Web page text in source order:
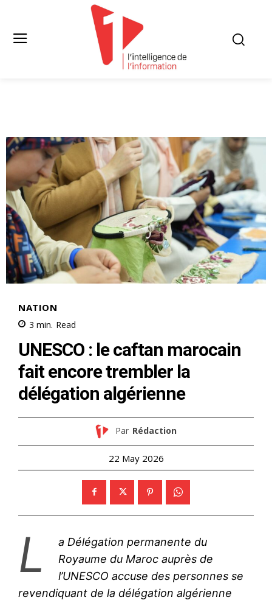
NATION
3 min. Read
UNESCO : le caftan marocain
fait encore trembler la
délégation algérienne
Par Rédaction
22 May 2026
L
a Délégation permanente du
Royaume du Maroc auprès de
l’UNESCO accuse des personnes se
revendiquant de la délégation algérienne